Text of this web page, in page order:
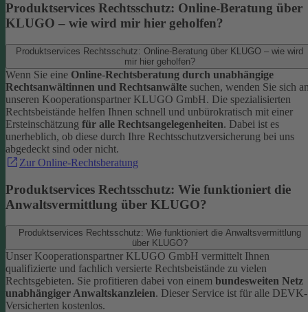
Produktservices Rechtsschutz: Online-Beratung über
KLUGO – wie wird mir hier geholfen?
Produktservices Rechtsschutz: Online-Beratung über KLUGO – wie wird
mir hier geholfen?
Wenn Sie eine Online-Rechtsberatung durch unabhängige
Rechtsanwältinnen und Rechtsanwälte suchen, wenden Sie sich
unseren Kooperationspartner KLUGO GmbH. Die spezialisierten
Rechtsbeistände helfen Ihnen schnell und unbürokratisch mit einer
Ersteinschätzung für alle Rechtsangelegenheiten. Dabei ist es
unerheblich, ob diese durch Ihre Rechtsschutzversicherung bei uns
abgedeckt sind oder nicht.
Zur Online-Rechtsberatung
Produktservices Rechtsschutz: Wie funktioniert die
Anwaltsvermittlung über KLUGO?
Produktservices Rechtsschutz: Wie funktioniert die Anwaltsvermittlung
über KLUGO?
Unser Kooperationspartner KLUGO GmbH vermittelt Ihnen
qualifizierte und fachlich versierte Rechtsbeistände zu vielen
Rechtsgebieten. Sie profitieren dabei von einem bundesweiten Netz
unabhängiger Anwaltskanzleien. Dieser Service ist für alle DEVK-
Versicherten kostenlos.